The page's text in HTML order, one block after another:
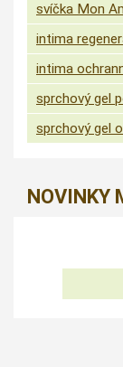
svíčka Mon
intima
intima
sprchový gel
sprchový gel
NOVINKY